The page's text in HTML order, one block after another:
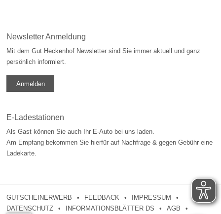
Newsletter Anmeldung
Mit dem Gut Heckenhof Newsletter sind Sie immer aktuell und ganz
persönlich informiert.
Anmelden
E-Ladestationen
Als Gast können Sie auch Ihr E-Auto bei uns laden.
Am Empfang bekommen Sie hierfür auf Nachfrage & gegen Gebühr eine
Ladekarte.
GUTSCHEINERWERB FEEDBACK
IMPRESSUM
DATENSCHUTZ
INFORMATIONSBLÄTTER DS AGB